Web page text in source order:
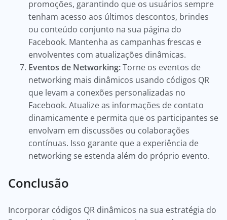
promoções, garantindo que os usuários sempre
tenham acesso aos últimos descontos, brindes
ou conteúdo conjunto na sua página do
Facebook. Mantenha as campanhas frescas e
envolventes com atualizações dinâmicas.
Eventos de Networking:Torne os eventos de
networking mais dinâmicos usando códigos QR
que levam a conexões personalizadas no
Facebook. Atualize as informações de contato
dinamicamente e permita que os participantes se
envolvam em discussões ou colaborações
contínuas. Isso garante que a experiência de
networking se estenda além do próprio evento.
Conclusão
Incorporar códigos QR dinâmicos na sua estratégia do